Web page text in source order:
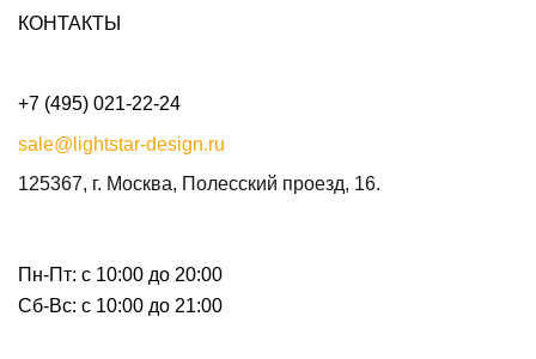
КОНТАКТЫ
+7 (495) 021-22-24
sale@lightstar-design.ru
125367, г. Москва, Полесский проезд, 16.
Пн-Пт: с 10:00 до 20:00
Сб-Вс: с 10:00 до 21:00